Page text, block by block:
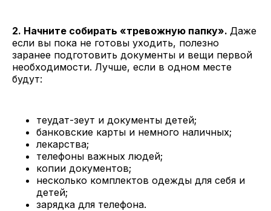
2. Начните собирать «тревожную папку». Даже
если вы пока не готовы уходить, полезно
заранее подготовить документы и вещи первой
необходимости. Лучше, если в одном месте
будут:
теудат-зеут и документы детей;
банковские карты и немного наличных;
лекарства;
телефоны важных людей;
копии документов;
несколько комплектов одежды для себя и
детей;
зарядка для телефона.